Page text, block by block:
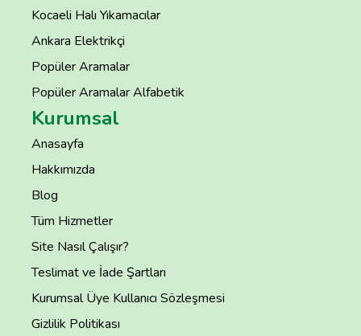
Kocaeli Halı Yıkamacılar
Ankara Elektrikçi
Popüler Aramalar
Popüler Aramalar Alfabetik
Kurumsal
Anasayfa
Hakkımızda
Blog
Tüm Hizmetler
Site Nasıl Çalışır?
Teslimat ve İade Şartları
Kurumsal Üye Kullanıcı Sözleşmesi
Gizlilik Politikası